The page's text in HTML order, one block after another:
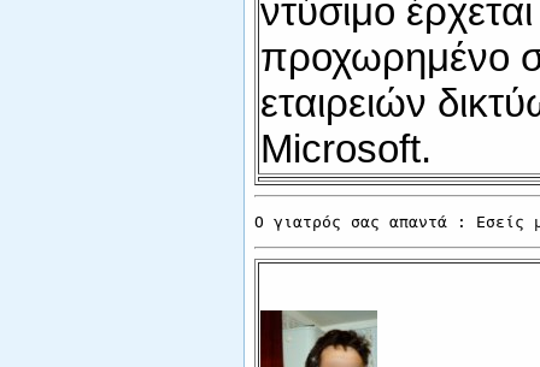
ντύσιμο
προχωρημένο
εταιρειών
Μicrosoft.